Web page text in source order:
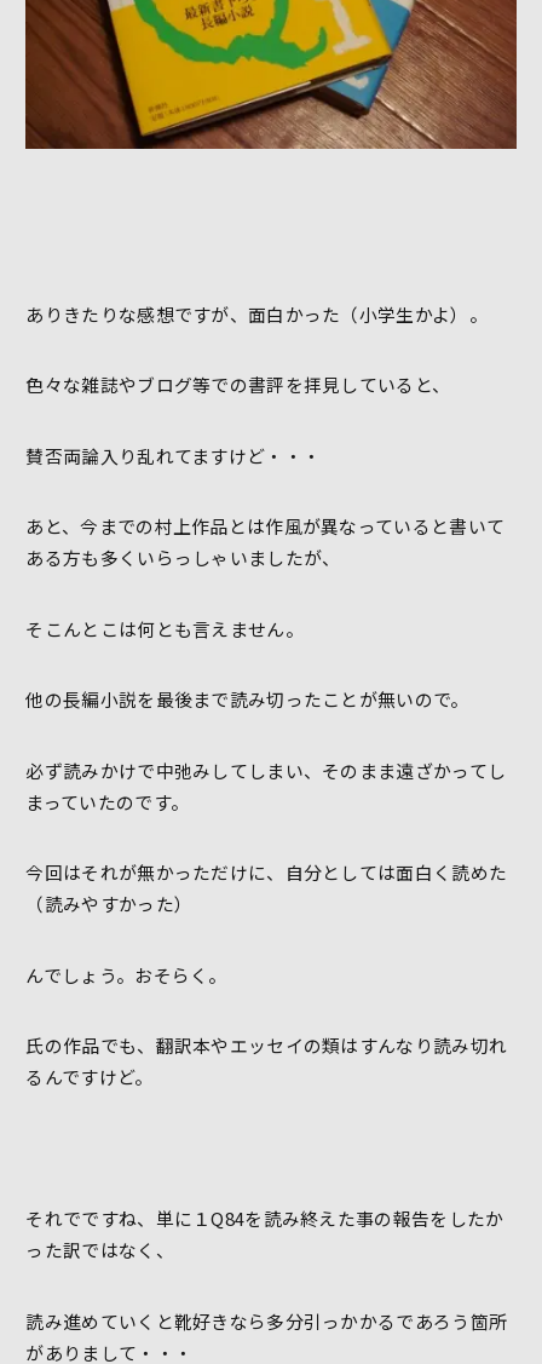
ありきたりな感想ですが、面白かった（小学生かよ）。
色々な雑誌やブログ等での書評を拝見していると、
賛否両論入り乱れてますけど・・・
あと、今までの村上作品とは作風が異なっていると書いて
ある方も多くいらっしゃいましたが、
そこんとこは何とも言えません。
他の長編小説を最後まで読み切ったことが無いので。
必ず読みかけで中弛みしてしまい、そのまま遠ざかってし
まっていたのです。
今回はそれが無かっただけに、自分としては面白く読めた
（読みやすかった）
んでしょう。おそらく。
氏の作品でも、翻訳本やエッセイの類はすんなり読み切れ
るんですけど。
それでですね、単に１Q84を読み終えた事の報告をしたか
った訳ではなく、
読み進めていくと靴好きなら多分引っかかるであろう箇所
がありまして・・・